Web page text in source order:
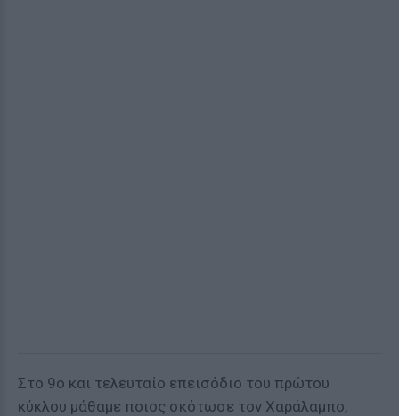
Στο 9ο και τελευταίο επεισόδιο του πρώτου
κύκλου μάθαμε ποιος σκότωσε τον Χαράλαμπο,